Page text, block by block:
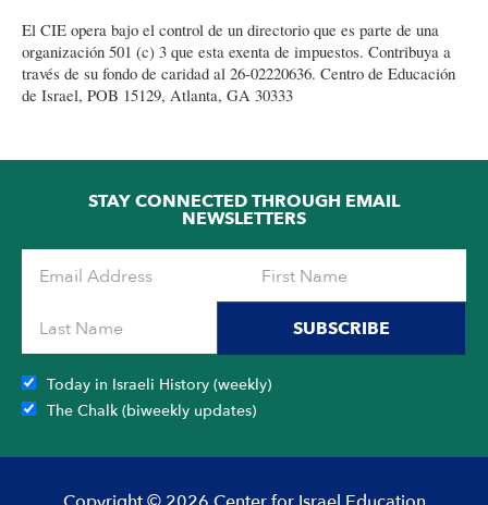
El CIE opera bajo el control de un directorio que es parte de una
organización 501 (c) 3 que esta exenta de impuestos. Contribuya a
través de su fondo de caridad al 26-02220636. Centro de Educación
de Israel, POB 15129, Atlanta, GA 30333
STAY CONNECTED THROUGH EMAIL
NEWSLETTERS
SUBSCRIBE
Today in Israeli History (weekly)
The Chalk (biweekly updates)